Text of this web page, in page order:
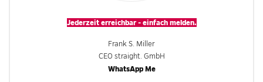
Jederzeit erreichbar - einfach melden.
Frank S. Miller
CEO straight. GmbH
WhatsApp Me